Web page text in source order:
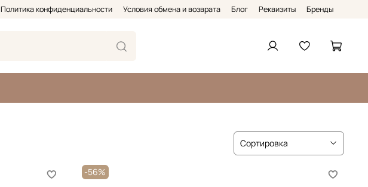
Политика конфиденциальности Условия обмена и возврата Блог Реквизиты Бренды
-56%